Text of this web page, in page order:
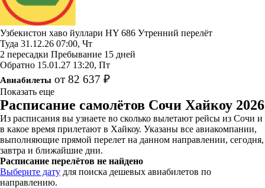
Узбекистон хаво йуллари HY 686 Утренний перелёт
Туда 31.12.26 07:00, Чт
2 пересадки Пребывание 15 дней
Обратно 15.01.27 13:20, Пт
Авиабилеты от 82 637 ₽
Показать еще
Расписание самолётов Сочи Хайкоу 2026
Из расписания вы узнаете во сколько вылетают рейсы из Сочи и
в какое время прилетают в Хайкоу. Указаны все авиакомпании,
выполняющие прямой перелет на данном направлении, сегодня,
завтра и ближайшие дни.
Расписание перелётов не найдено
Выберите дату для поиска дешевых авиабилетов по
направлению.